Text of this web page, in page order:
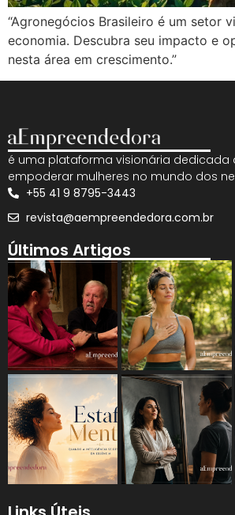
“Agronegócios Brasileiro é um setor
economia. Descubra seu impacto e
nesta área em crescimento.”
é uma plataforma visionária dedicada
empoderar mulheres no mundo dos
+55 41 9 8795-3443
revista@aempreendedora.com.br
Últimos Artigos